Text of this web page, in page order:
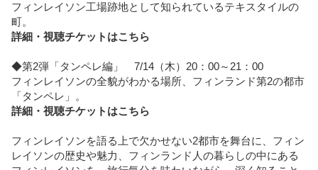
フィンレイソン工場跡地として知られているテキスタイルの
町。
詳細・視聴チケットはこちら
◆第2弾「タンペレ編」 7/14（木）20：00～21：00
フィンレイソンの全貌がわかる場所、フィンランド第2の都市
「タンペレ」。
詳細・視聴チケットはこちら
フィンレイソンを語る上で欠かせない2都市を舞台に、フィン
レイソンの歴史や魅力、フィンランド人の暮らしの中にある